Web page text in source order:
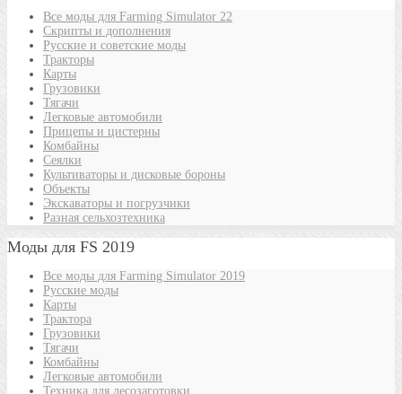
Все моды для Farming Simulator 22
Скрипты и дополнения
Русские и советские моды
Тракторы
Карты
Грузовики
Тягачи
Легковые автомобили
Прицепы и цистерны
Комбайны
Сеялки
Культиваторы и дисковые бороны
Объекты
Экскаваторы и погрузчики
Разная сельхозтехника
Моды для FS 2019
Все моды для Farming Simulator 2019
Русские моды
Карты
Трактора
Грузовики
Тягачи
Комбайны
Легковые автомобили
Техника для лесозаготовки